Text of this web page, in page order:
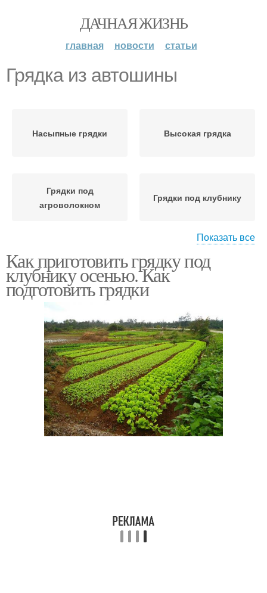
ДАЧНАЯ ЖИЗНЬ
главная новости статьи
Грядка из автошины
Насыпные грядки Высокая грядка
Грядки под
агроволокном
Грядки под клубнику
Классические грядки Немецкие грядки
Грядки для клубники Грядка для клубники
Горизонтальные грядки Низкие грядки
Вертикальные грядки
Показать все
Как приготовить грядку под
клубнику осенью. Как
подготовить грядки